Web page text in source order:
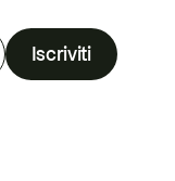
Iscriviti